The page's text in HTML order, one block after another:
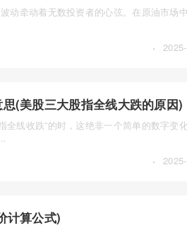
动牵动着无数投资者的心弦。在原油市场
·
(美股三大股指全线大跌的原因)
全线收跌”的时，这绝非一个简单的数字变
·
计算公式)